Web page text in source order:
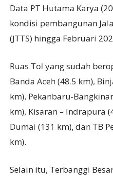
Data PT Hutama Karya
kondisi pembangunan
(JTTS) hingga Februari
Ruas Tol yang sudah
Banda Aceh (48.5 km),
km), Pekanbaru-
km), Kisaran – Indrapura
Dumai (131 km), dan TB
km).
Selain itu, Terbanggi